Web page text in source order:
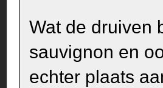
Wat de druiven
sauvignon en
echter plaats